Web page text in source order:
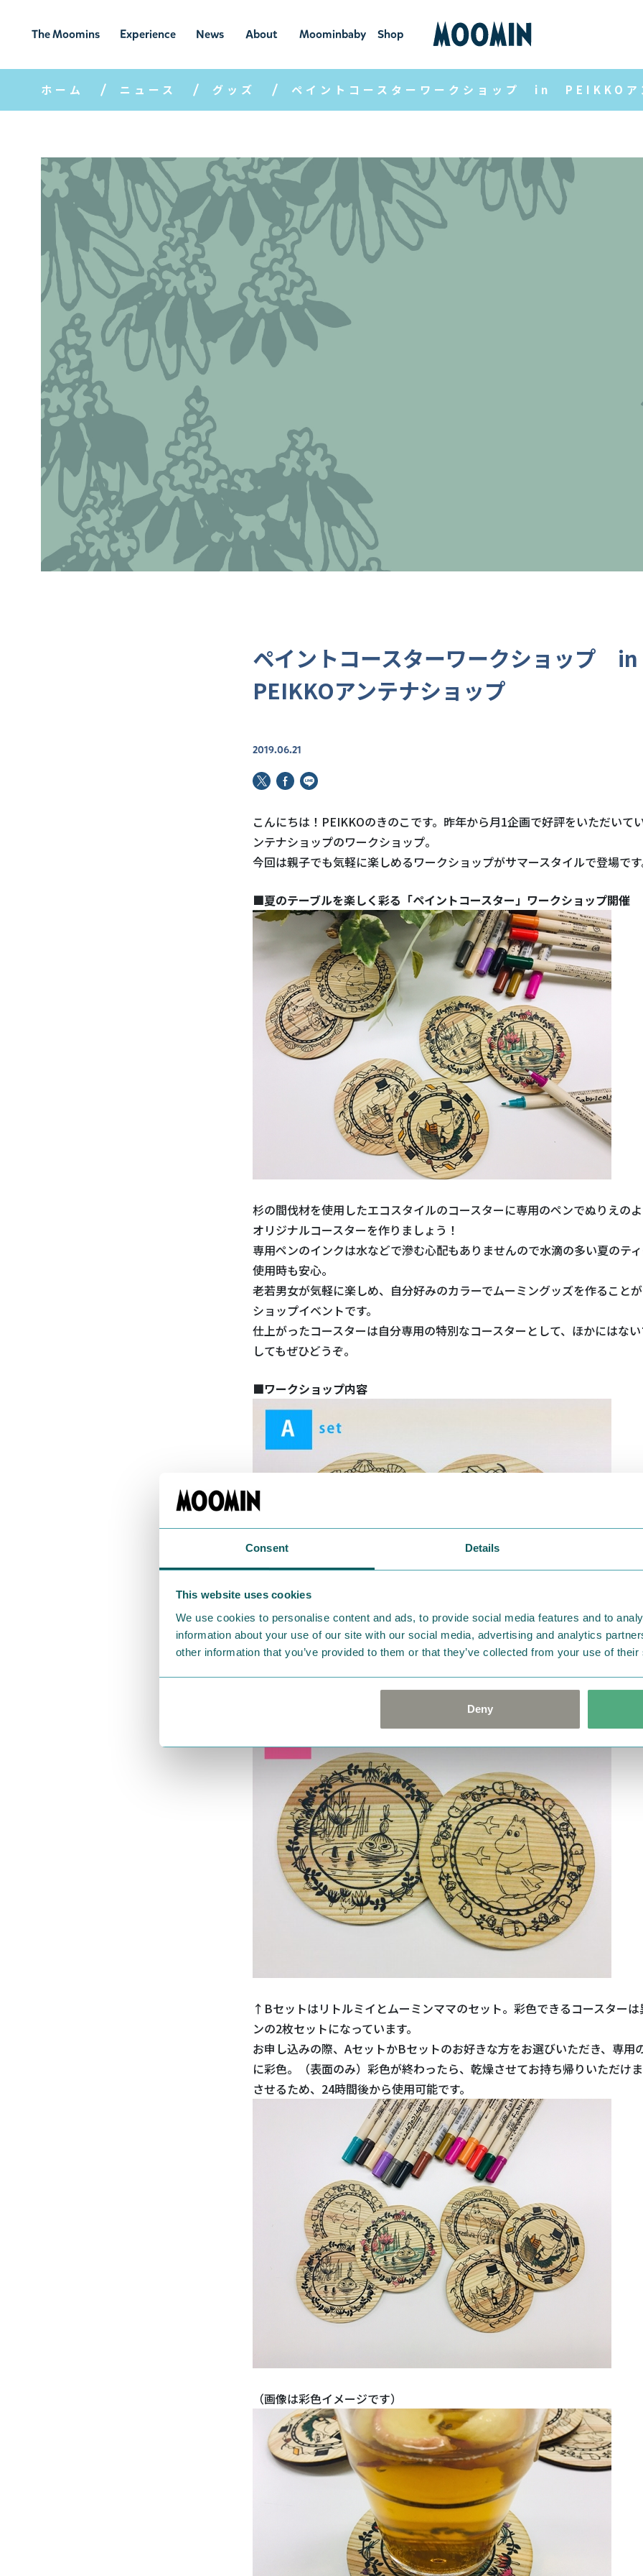
Consent Details
This website uses cookies
We use cookies to personalise content and ads, to provide social media features and to
information about your use of our site with our social media, advertising and analytics
other information that you’ve provided to them or that they’ve collected from your use of
Deny
The Moomins
ムーミンの
世界
Experience
ムーミンの世
界を楽しむ
News
ニュ
ース
About
ムーミン
について
Moominbaby
ムーミンベ
ビー
Shop
ショ
ップ
ホーム ニュース グッズ ペイントコースターワークショップ in PEIKKOア
ペイントコースターワークショップ in
PEIKKOアンテナショップ
2019.06.21
こんにちは！PEIKKOのきのこです。昨年から月1企画で好評をいただいて
ンテナショップのワークショップ。
今回は親子でも気軽に楽しめるワークショップがサマースタイルで登場です
■夏のテーブルを楽しく彩る「ペイントコースター」ワークショップ開催
杉の間伐材を使用したエコスタイルのコースターに専用のペンでぬりえの
オリジナルコースターを作りましょう！
専用ペンのインクは水などで滲む心配もありませんので水滴の多い夏のテ
使用時も安心。
老若男女が気軽に楽しめ、自分好みのカラーでムーミングッズを作ること
ショップイベントです。
仕上がったコースターは自分専用の特別なコースターとして、ほかにはな
してもぜひどうぞ。
■ワークショップ内容
↑Bセットはリトルミイとムーミンママのセット。彩色できるコースターは
ンの2枚セットになっています。
お申し込みの際、AセットかBセットのお好きな方をお選びいただき、専用
に彩色。（表面のみ）彩色が終わったら、乾燥させてお持ち帰りいただけ
させるため、24時間後から使用可能です。
（画像は彩色イメージです）